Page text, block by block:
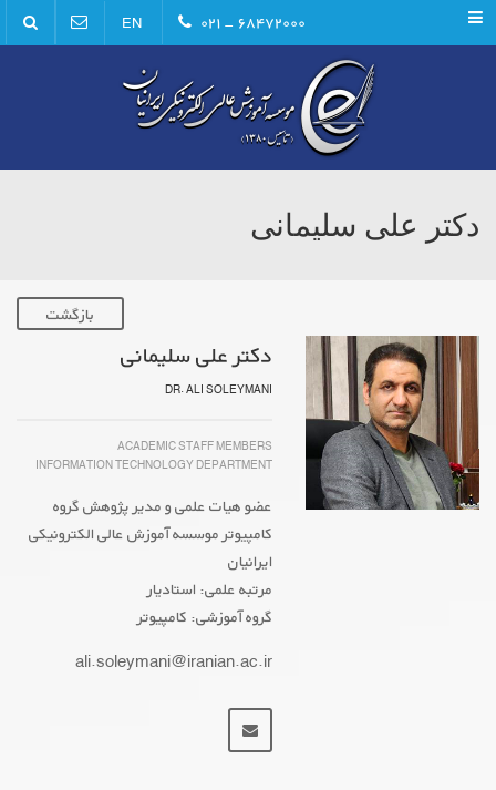
Menu ۶۸۴۷۲۰۰۰ - ۰۲۱ EN
دکتر علی سلیمانی
بازگشت
دکتر علی سلیمانی
DR. ALI SOLEYMANI
ACADEMIC STAFF MEMBERS
INFORMATION TECHNOLOGY DEPARTMENT
عضو هیات علمی و مدیر پژوهش گروه
کامپیوتر موسسه آموزش عالی الکترونیکی
ایرانیان
مرتبه علمی: استادیار
گروه آموزشی: کامپیوتر
ORCID
ali.soleymani@iranian.ac.ir